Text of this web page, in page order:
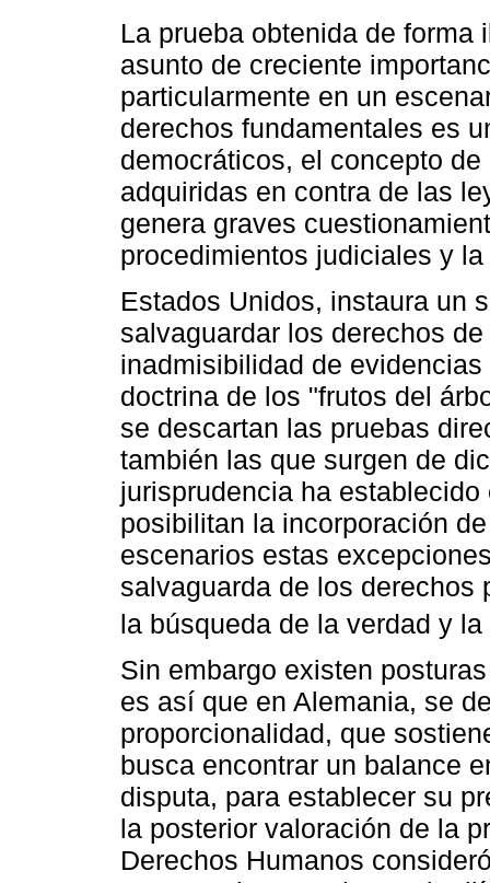
La prueba obtenida de
asunto de creciente
particularmente en un
derechos fundamentales es
democráticos, el concepto
adquiridas en contra de las
genera graves
procedimientos judiciales y
Estados Unidos, instaura un
salvaguardar los derechos
inadmisibilidad de
doctrina de los "frutos del
se descartan las pruebas
también las que surgen de
jurisprudencia ha
posibilitan la incorporación
escenarios estas
salvaguarda de los derechos
la búsqueda de la verdad y
Sin embargo existen
es así que en Alemania, se
proporcionalidad, que
busca encontrar un balance
disputa, para establecer su
la posterior valoración de la
Derechos Humanos